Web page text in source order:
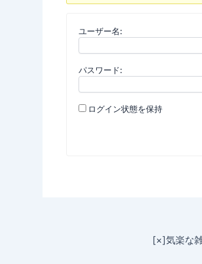
ユーザー名:
パスワード:
ログイン状態を保持
[×]気楽な